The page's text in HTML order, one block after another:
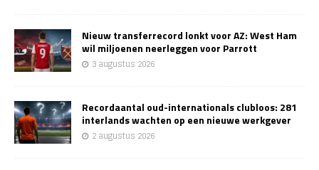
Nieuw transferrecord lonkt voor AZ: West Ham
wil miljoenen neerleggen voor Parrott
3 augustus 2026
Recordaantal oud-internationals clubloos: 281
interlands wachten op een nieuwe werkgever
2 augustus 2026